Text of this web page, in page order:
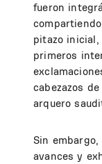
fueron
pitazo
primeros
cabezazos
arquero
Sin
avances y